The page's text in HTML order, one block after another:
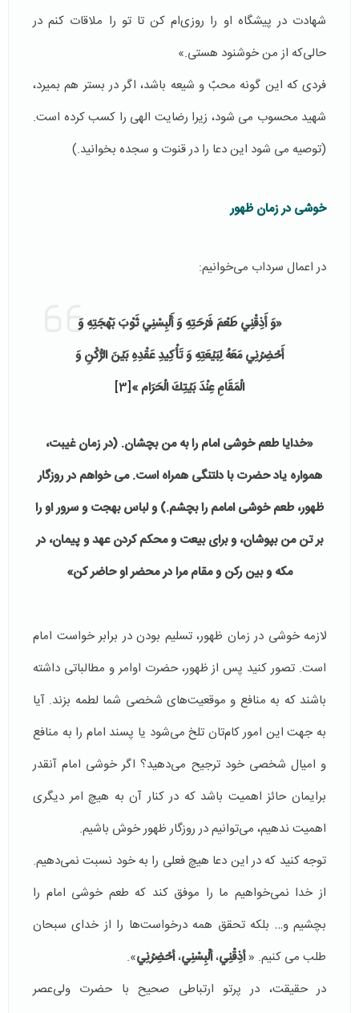
شهادت در پیشگاه او را روزی‌ام کن تا تو را ملاقات کنم در
حالی‌که از من خوشنود هستی.»
فردی که این گونه محبّ و شیعه باشد، اگر در بستر هم بمیرد،
شهید محسوب می شود، زیرا رضایت الهی را کسب کرده است.
(توصیه می شود این دعا را در قنوت و سجده بخوانید.)
خوشی در زمان ظهور
در اعمال سرداب می‌خوانیم:
«وَ أَذِقْنِي‏ طَعْمَ‏ فَرْحَتِهِ‏ وَ أَلْبِسْنِي ثَوْبَ بَهْجَتِهِ وَ
أَحْضِرْنِي مَعَهُ لِبَيْعَتِهِ وَ تَأْكِيدِ عَقْدِهِ بَيْنَ الرُّكْنِ وَ
الْمَقَامِ عِنْدَ بَيْتِكَ الْحَرَام ‏»[3]
«خدایا طعم خوشی امام را به من بچشان. (در زمان غیبت،
همواره یاد حضرت با دلتنگی همراه است. می خواهم در روزگار
ظهور، طعم خوشی امامم را بچشم.) و لباس بهجت و سرور او را
بر تن من بپوشان، و برای بیعت و محکم کردن عهد و پیمان، در
مکه و بین رکن و مقام مرا در محضر او حاضر کن»
لازمه خوشی در زمان ظهور، تسلیم بودن در برابر خواست امام
است. تصور کنید پس از ظهور، حضرت اوامر و مطالباتی داشته
باشند که به منافع و موقعیت‌های شخصی شما لطمه بزند. آیا
به جهت این امور کام‌تان تلخ می‌شود یا پسند امام را به منافع
و امیال شخصی خود ترجیح می‌دهید؟ اگر خوشی امام آنقدر
برایمان حائز اهمیت باشد که در کنار آن به هیچ امر دیگری
اهمیت ندهیم، می‌توانیم در روزگار ظهور خوش باشیم.
توجه کنید که در این دعا هیچ فعلی را به خود نسبت نمی‌دهیم.
از خدا نمی‌خواهیم ما را موفق کند که طعم خوشی امام را
بچشیم و… بلکه تحقق همه درخواست‌ها را از خدای سبحان
طلب می کنیم. «أذِقْنِي،ألْبِسْنِي،أحْضِرْنِي».
در حقیقت، در پرتو ارتباطی صحیح با حضرت ولی‌عصر